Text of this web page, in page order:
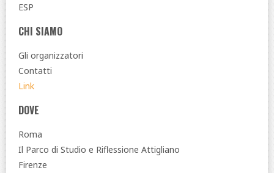
ESP
CHI SIAMO
Gli organizzatori
Contatti
Link
DOVE
Roma
Il Parco di Studio e Riflessione Attigliano
Firenze